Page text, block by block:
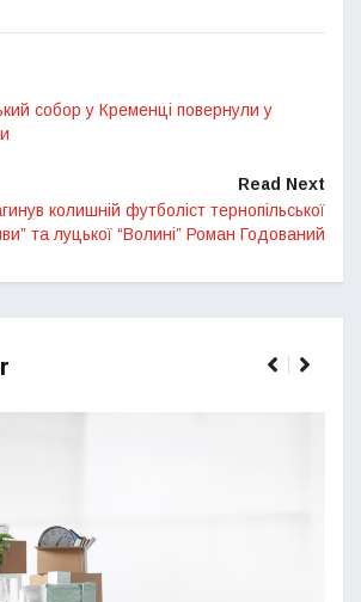
собор у Кременці повернули у
Read Next
колишній футболіст тернопільської
та луцької “Волині” Роман Годований